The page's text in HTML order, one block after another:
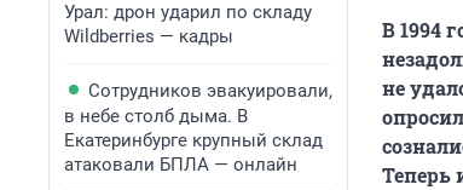
Урал: дрон ударил по складу
Wildberries — кадры
Сотрудников эвакуировали,
в небе столб дыма. В
Екатеринбурге крупный склад
атаковали БПЛА — онлайн
В 1994
не
Теперь